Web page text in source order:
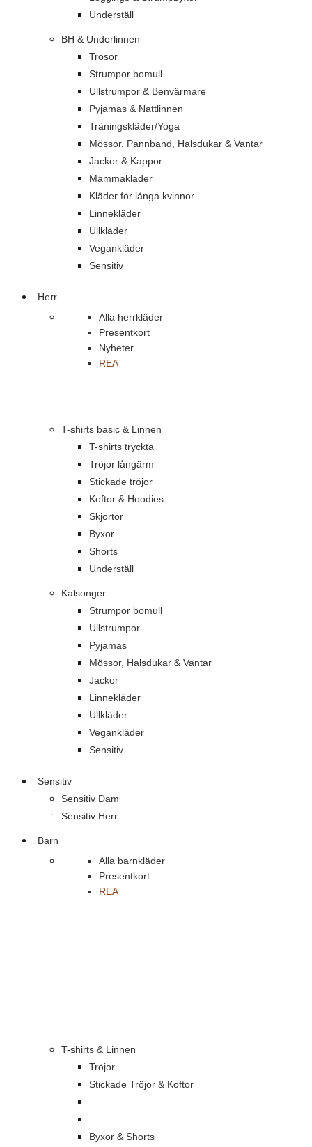
Underställ
BH & Underlinnen
Trosor
Strumpor bomull
Ullstrumpor & Benvärmare
Pyjamas & Nattlinnen
Träningskläder/Yoga
Mössor, Pannband, Halsdukar & Vantar
Jackor & Kappor
Mammakläder
Kläder för långa kvinnor
Linnekläder
Ullkläder
Vegankläder
Sensitiv
Herr
Alla herrkläder
Presentkort
Nyheter
REA
T-shirts basic & Linnen
T-shirts tryckta
Tröjor långärm
Stickade tröjor
Koftor & Hoodies
Skjortor
Byxor
Shorts
Underställ
Kalsonger
Strumpor bomull
Ullstrumpor
Pyjamas
Mössor, Halsdukar & Vantar
Jackor
Linnekläder
Ullkläder
Vegankläder
Sensitiv
Sensitiv
Sensitiv Dam
Sensitiv Herr
Barn
Alla barnkläder
Presentkort
REA
T-shirts & Linnen
Tröjor
Stickade Tröjor & Koftor
Byxor & Shorts